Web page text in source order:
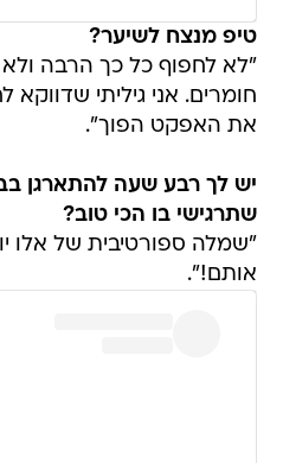
טיפ מנצח לשיער?
"לא לחפוף כל כך הרבה
חומרים. אני גיליתי שדווקא
את האפקט הפוך".
יש לך רבע שעה להתארגן
שתרגישי בו הכי טוב?
"שמלה ספורטיבית של אלו
אותם!".